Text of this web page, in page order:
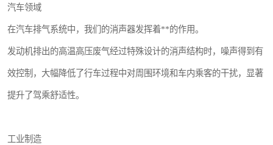
汽车领域
在汽车排气系统中，我们的消声器发挥着**的作用。
发动机排出的高温高压废气经过特殊设计的消声结构时，噪声得到有
效控制，大幅降低了行车过程中对周围环境和车内乘客的干扰，显著
提升了驾乘舒适性。
工业制造